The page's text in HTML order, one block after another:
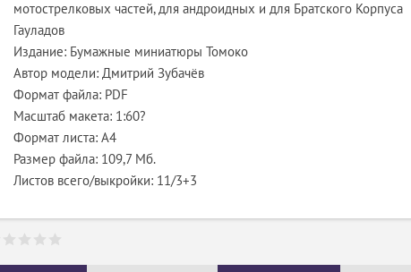
мотострелковых частей, для андроидных и для Братского Корпуса
Гауладов
Издание: Бумажные миниатюры Томоко
Автор модели: Дмитрий Зубачёв
Формат файла: PDF
Масштаб макета: 1:60?
Формат листа: А4
Размер файла: 109,7 Мб.
Листов всего/выкройки: 11/3+3